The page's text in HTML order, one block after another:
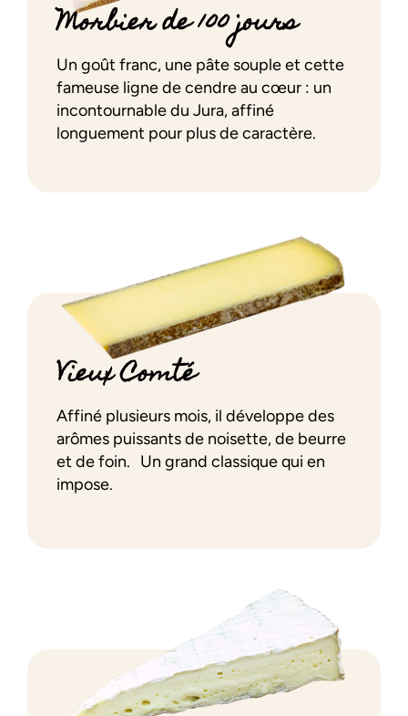
Morbier de 100 jours
Un goût franc, une pâte souple et cette
fameuse ligne de cendre au cœur : un
incontournable du Jura, affiné
longuement pour plus de caractère.
Vieux Comté
Affiné plusieurs mois, il développe des
arômes puissants de noisette, de beurre
et de foin. Un grand classique qui en
impose.